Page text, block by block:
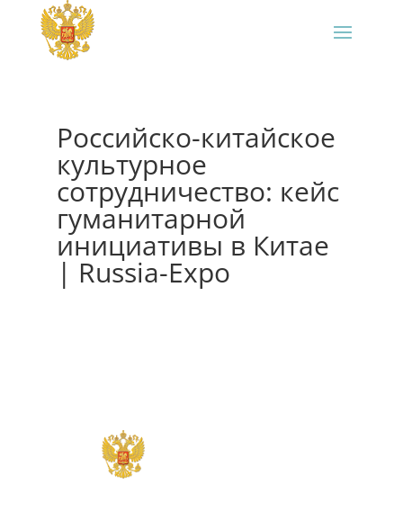
Российско-китайское
культурное
сотрудничество: кейс
гуманитарной
инициативы в Китае
| Russia-Expo